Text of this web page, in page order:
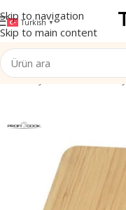
Skip to navigation
Skip to main content
Turkish ▼
Ana Sayfa/Elektronik/